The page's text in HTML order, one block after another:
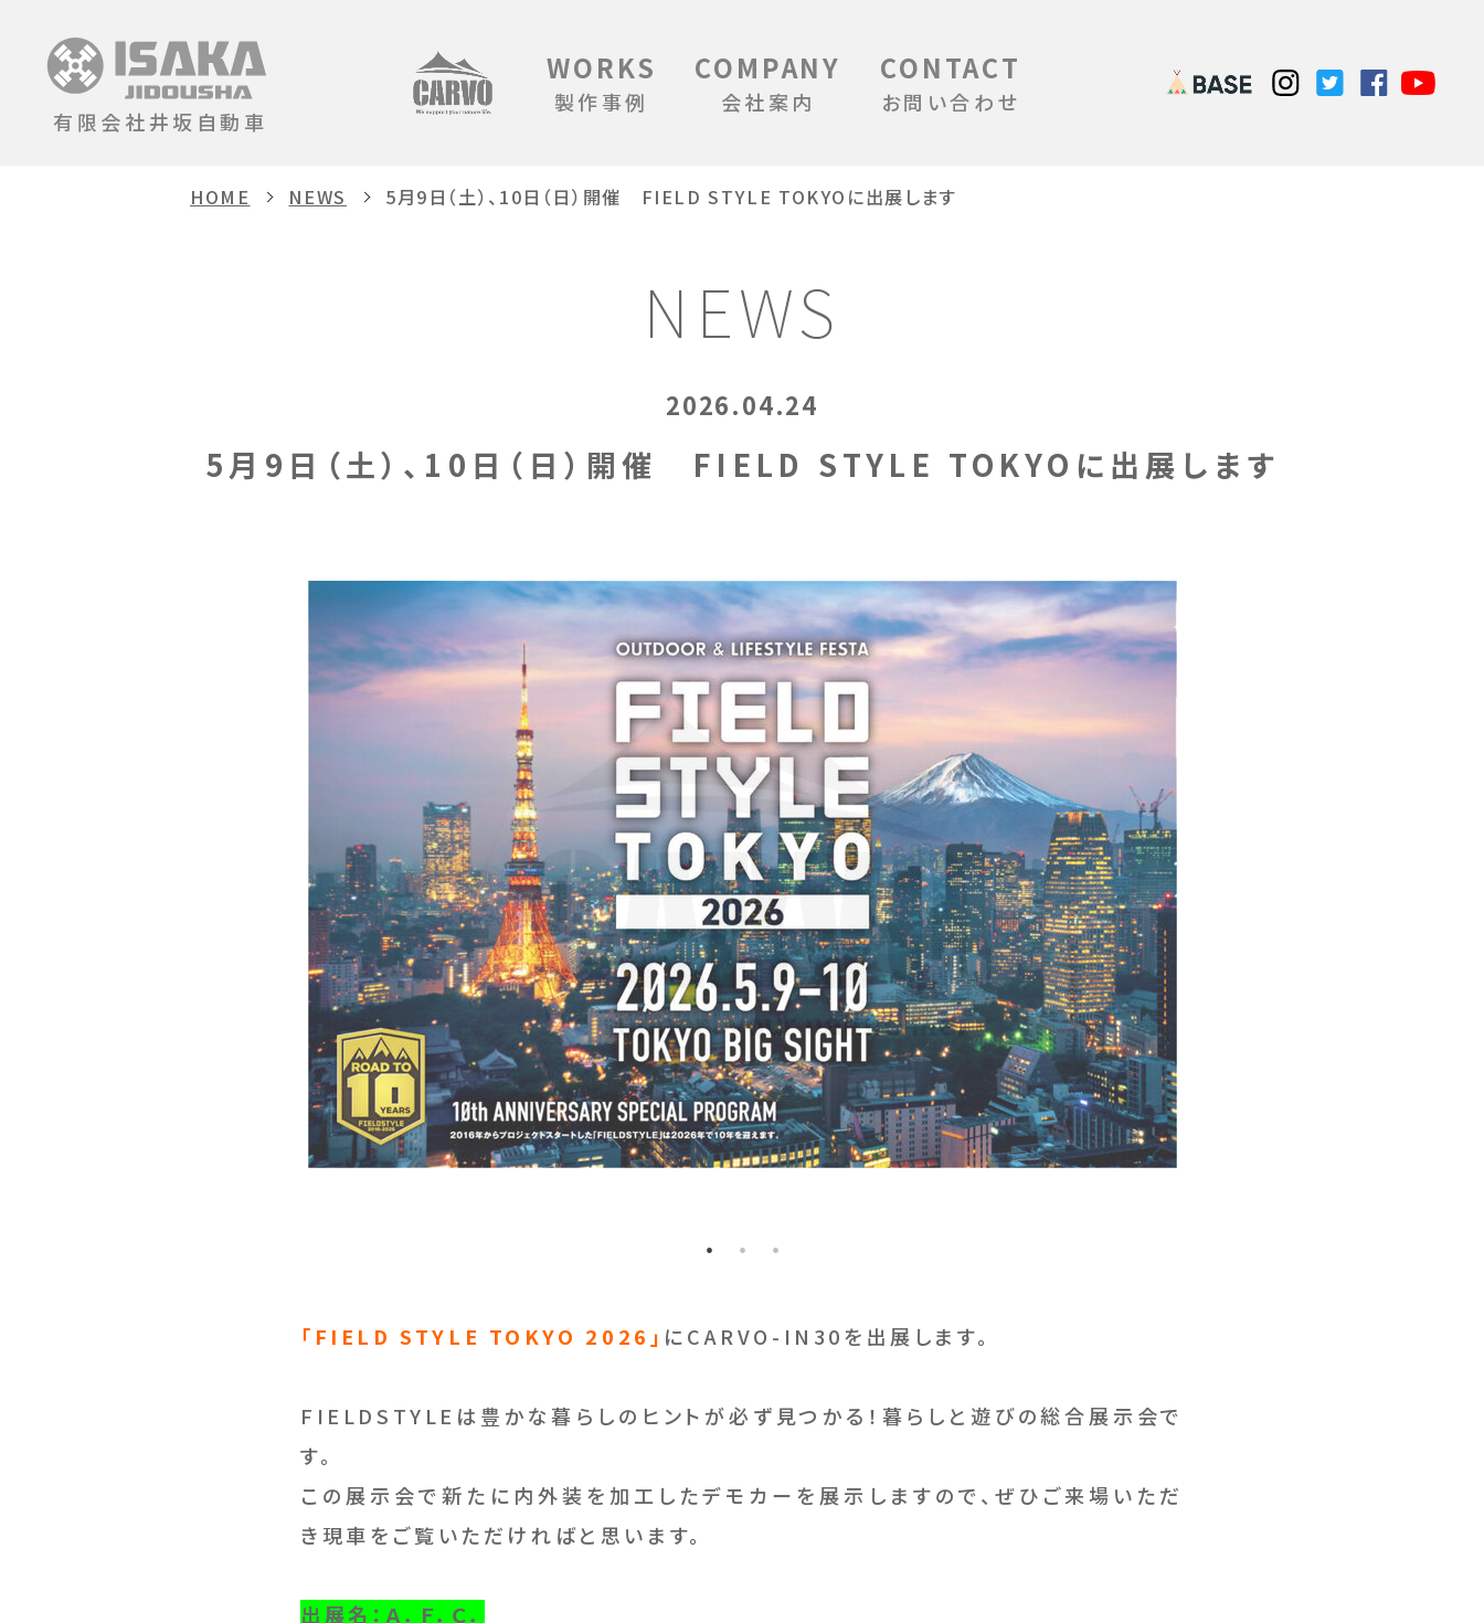
有限会社井坂自動車
WORKS
製作事例
COMPANY
会社案内
CONTACT
お問い合わせ
HOME NEWS 5月9日（土）、10日（日）開催 FIELD STYLE TOKYOに出展します
NEWS
2026.04.24
5月9日（土）、10日（日）開催 FIELD STYLE TOKYOに出展します
「FIELD STYLE TOKYO 2026」 にCARVO-IN30を出展します。
FIELDSTYLEは豊かな暮らしのヒントが必ず見つかる！暮らしと遊びの総合展示会で
す。
この展示会で新たに内外装を加工したデモカーを展示しますので、ぜひご来場いただ
き現車をご覧いただければと思います。
出展名：Ａ．Ｆ．Ｃ．